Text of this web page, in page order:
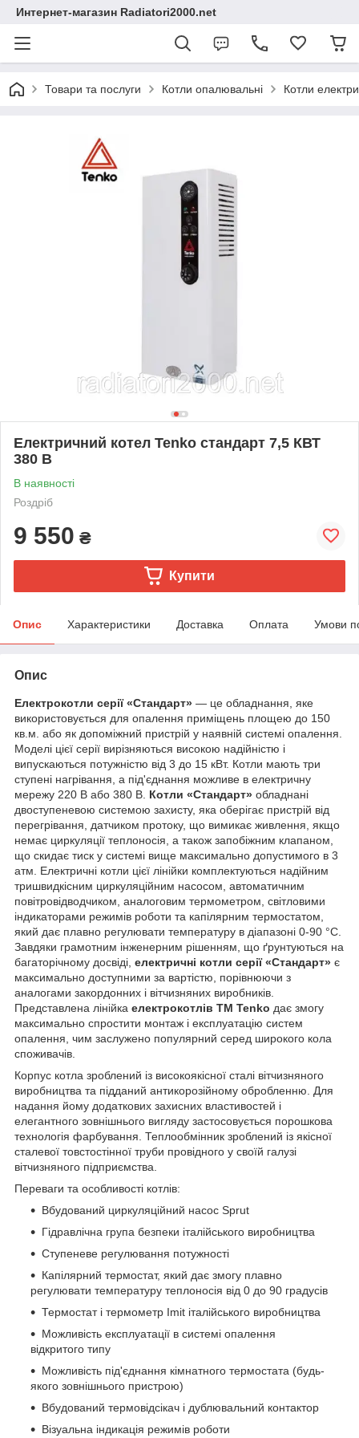
Интернет-магазин Radiatori2000.net
Товари та послуги Котли опалювальні Котли
Електричний котел Tenko стандарт 7,5 КВТ
380 В
В наявності
Роздріб
9 550 ₴
Купити
Опис Характеристики Доставка Оплата Умови
Опис
Електрокотли серії «Стандарт» — це обладнання, яке
використовується для опалення приміщень площею до 150
кв.м. або як допоміжний пристрій у наявній системі опалення.
Моделі цієї серії вирізняються високою надійністю і
випускаються потужністю від 3 до 15 кВт. Котли мають три
ступені нагрівання, а під'єднання можливе в електричну
мережу 220 В або 380 В. Котли «Стандарт» обладнані
двоступеневою системою захисту, яка оберігає пристрій від
перегрівання, датчиком протоку, що вимикає живлення, якщо
немає циркуляції теплоносія, а також запобіжним клапаном,
що скидає тиск у системі вище максимально допустимого в 3
атм. Електричні котли цієї лінійки комплектуються надійним
тришвидкісним циркуляційним насосом, автоматичним
повітровідводчиком, аналоговим термометром, світловими
індикаторами режимів роботи та капілярним термостатом,
який дає плавно регулювати температуру в діапазоні 0-90 °C.
Завдяки грамотним інженерним рішенням, що ґрунтуються на
багаторічному досвіді, електричні котли серії «Стандарт» є
максимально доступними за вартістю, порівнюючи з
аналогами закордонних і вітчизняних виробників.
Представлена лінійка електрокотлів ТМ Tenko дає змогу
максимально спростити монтаж і експлуатацію систем
опалення, чим заслужено популярний серед широкого кола
споживачів.
Корпус котла зроблений із високоякісної сталі вітчизняного
виробництва та підданий антикорозійному обробленню. Для
надання йому додаткових захисних властивостей і
елегантного зовнішнього вигляду застосовується порошкова
технологія фарбування. Теплообмінник зроблений із якісної
сталевої товстостінної труби провідного у своїй галузі
вітчизняного підприємства.
Переваги та особливості котлів:
Вбудований циркуляційний насос Sprut
Гідравлічна група безпеки італійського виробництва
Ступеневе регулювання потужності
Капілярний термостат, який дає змогу плавно
регулювати температуру теплоносія від 0 до 90 градусів
Термостат і термометр Imit італійського виробництва
Можливість експлуатації в системі опалення
відкритого типу
Можливість під'єднання кімнатного термостата (будь-
якого зовнішнього пристрою)
Вбудований термовідсікач і дублювальний контактор
Візуальна індикація режимів роботи